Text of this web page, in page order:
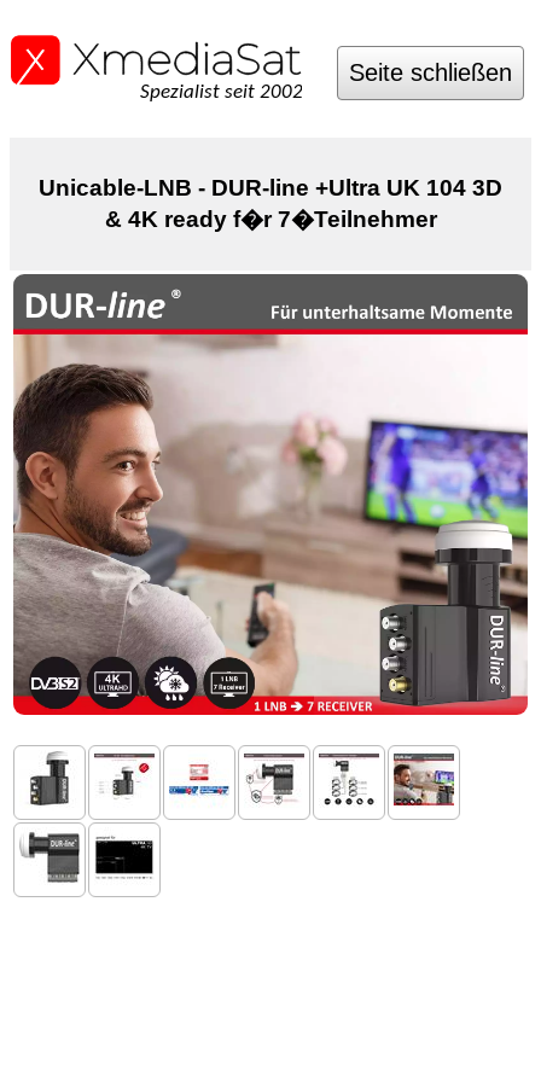
Spezialist seit 2002
Seite schließen
Unicable-LNB - DUR-line +Ultra UK 104 3D
& 4K ready f�r 7�Teilnehmer